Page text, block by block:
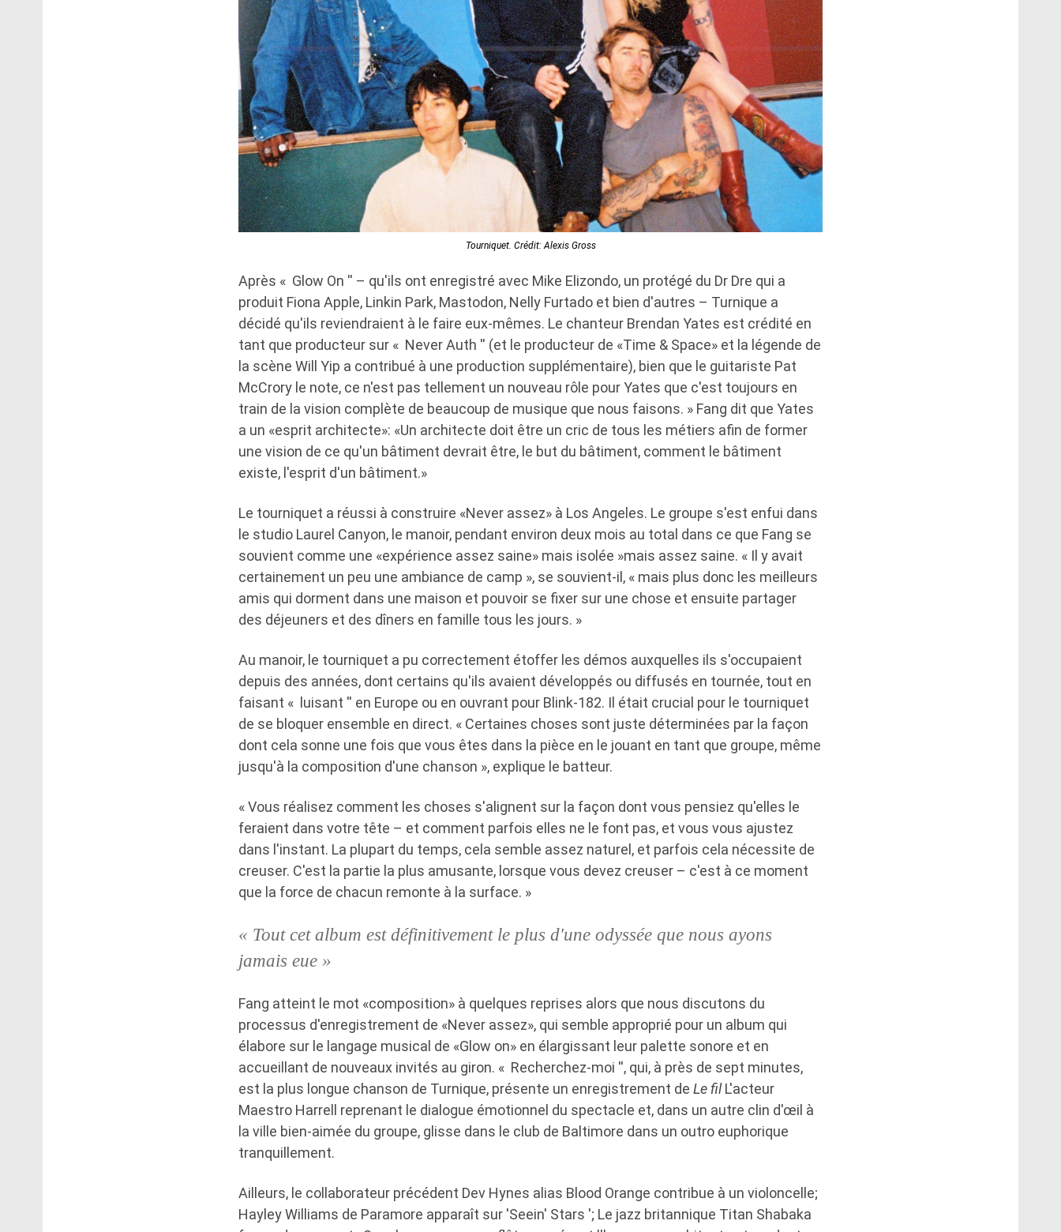
Tourniquet. Crédit: Alexis Gross
Après « Glow On '' – qu'ils ont enregistré avec Mike Elizondo, un protégé du Dr Dre qui a
produit Fiona Apple, Linkin Park, Mastodon, Nelly Furtado et bien d'autres – Turnique a
décidé qu'ils reviendraient à le faire eux-mêmes. Le chanteur Brendan Yates est crédité en
tant que producteur sur « Never Auth '' (et le producteur de «Time & Space» et la légende de
la scène Will Yip a contribué à une production supplémentaire), bien que le guitariste Pat
McCrory le note, ce n'est pas tellement un nouveau rôle pour Yates que c'est toujours en
train de la vision complète de beaucoup de musique que nous faisons. » Fang dit que Yates
a un «esprit architecte»: «Un architecte doit être un cric de tous les métiers afin de former
une vision de ce qu'un bâtiment devrait être, le but du bâtiment, comment le bâtiment
existe, l'esprit d'un bâtiment.»
Le tourniquet a réussi à construire «Never assez» à Los Angeles. Le groupe s'est enfui dans
le studio Laurel Canyon, le manoir, pendant environ deux mois au total dans ce que Fang se
souvient comme une «expérience assez saine» mais isolée »mais assez saine. « Il y avait
certainement un peu une ambiance de camp », se souvient-il, « mais plus donc les meilleurs
amis qui dorment dans une maison et pouvoir se fixer sur une chose et ensuite partager
des déjeuners et des dîners en famille tous les jours. »
Au manoir, le tourniquet a pu correctement étoffer les démos auxquelles ils s'occupaient
depuis des années, dont certains qu'ils avaient développés ou diffusés en tournée, tout en
faisant « luisant '' en Europe ou en ouvrant pour Blink-182. Il était crucial pour le tourniquet
de se bloquer ensemble en direct. « Certaines choses sont juste déterminées par la façon
dont cela sonne une fois que vous êtes dans la pièce en le jouant en tant que groupe, même
jusqu'à la composition d'une chanson », explique le batteur.
« Vous réalisez comment les choses s'alignent sur la façon dont vous pensiez qu'elles le
feraient dans votre tête – et comment parfois elles ne le font pas, et vous vous ajustez
dans l'instant. La plupart du temps, cela semble assez naturel, et parfois cela nécessite de
creuser. C'est la partie la plus amusante, lorsque vous devez creuser – c'est à ce moment
que la force de chacun remonte à la surface. »
« Tout cet album est définitivement le plus d'une odyssée que nous ayons
jamais eue »
Fang atteint le mot «composition» à quelques reprises alors que nous discutons du
processus d'enregistrement de «Never assez», qui semble approprié pour un album qui
élabore sur le langage musical de «Glow on» en élargissant leur palette sonore et en
accueillant de nouveaux invités au giron. « Recherchez-moi '', qui, à près de sept minutes,
est la plus longue chanson de Turnique, présente un enregistrement de Le filL'acteur
Maestro Harrell reprenant le dialogue émotionnel du spectacle et, dans un autre clin d'œil à
la ville bien-aimée du groupe, glisse dans le club de Baltimore dans un outro euphorique
tranquillement.
Ailleurs, le collaborateur précédent Dev Hynes alias Blood Orange contribue à un violoncelle;
Hayley Williams de Paramore apparaît sur 'Seein' Stars '; Le jazz britannique Titan Shabaka